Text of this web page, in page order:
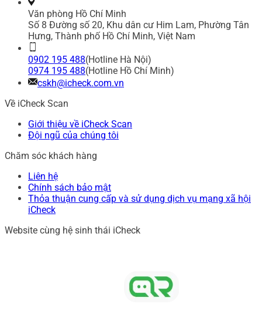
Văn phòng Hồ Chí Minh
Số 8 Đường số 20, Khu dân cư Him Lam, Phường Tân
Hưng, Thành phố Hồ Chí Minh, Việt Nam
0902 195 488(Hotline Hà Nội)
0974 195 488(Hotline Hồ Chí Minh)
cskh@icheck.com.vn
Về iCheck Scan
Giới thiệu về iCheck Scan
Đội ngũ của chúng tôi
Chăm sóc khách hàng
Liên hệ
Chính sách bảo mật
Thỏa thuận cung cấp và sử dụng dịch vụ mạng xã hội
iCheck
Website cùng hệ sinh thái iCheck